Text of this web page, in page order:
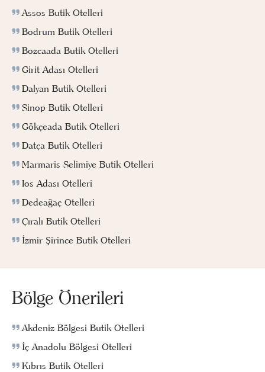
Assos Butik Otelleri
Bodrum Butik Otelleri
Bozcaada Butik Otelleri
Girit Adası Otelleri
Dalyan Butik Otelleri
Sinop Butik Otelleri
Gökçeada Butik Otelleri
Datça Butik Otelleri
Marmaris Selimiye Butik Otelleri
Ios Adası Otelleri
Dedeağaç Otelleri
Çıralı Butik Otelleri
İzmir Şirince Butik Otelleri
Bölge Önerileri
Akdeniz Bölgesi Butik Otelleri
İç Anadolu Bölgesi Otelleri
Kıbrıs Butik Otelleri